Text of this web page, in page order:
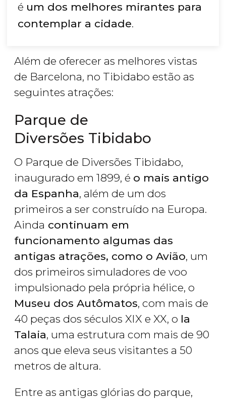
é um dos melhores mirantes para
contemplar a cidade.
Além de oferecer as melhores vistas
de Barcelona, no Tibidabo estão as
seguintes atrações:
Parque de
Diversões Tibidabo
O Parque de Diversões Tibidabo,
inaugurado em 1899, é o mais antigo
da Espanha, além de um dos
primeiros a ser construído na Europa.
Ainda continuam em
funcionamento algumas das
antigas atrações, como o Avião, um
dos primeiros simuladores de voo
impulsionado pela própria hélice, o
Museu dos Autômatos, com mais de
40 peças dos séculos XIX e XX, o la
Talaia, uma estrutura com mais de 90
anos que eleva seus visitantes a 50
metros de altura.
Entre as antigas glórias do parque,